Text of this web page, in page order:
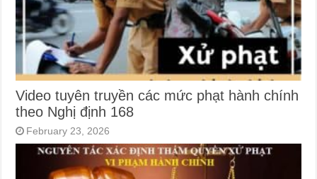
Video tuyên truyền các mức phạt hành chính
theo Nghị định 168
February 23, 2026